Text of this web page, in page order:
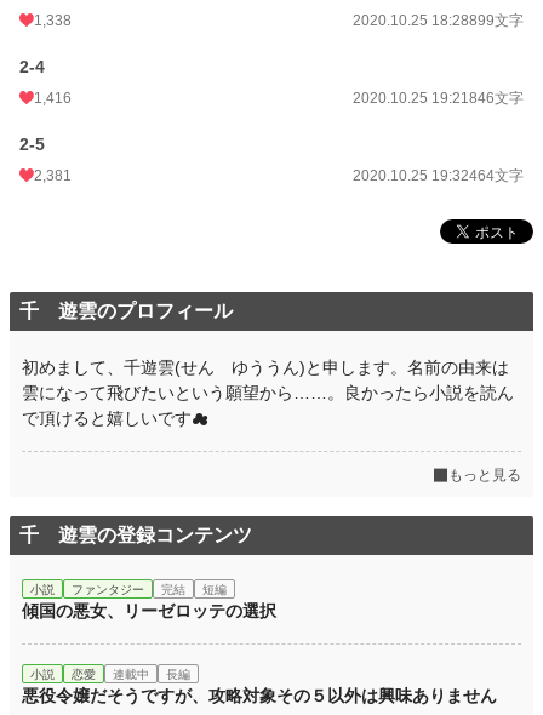
1,338 2020.10.25 18:28899文字
2-4
1,416 2020.10.25 19:21846文字
2-5
2,381 2020.10.25 19:32464文字
千 遊雲のプロフィール
初めまして、千遊雲(せん ゆううん)と申します。名前の由来は
雲になって飛びたいという願望から……。良かったら小説を読ん
で頂けると嬉しいです☁
もっと見る
千 遊雲の登録コンテンツ
小説 ファンタジー 完結 短編
傾国の悪女、リーゼロッテの選択
小説 恋愛 連載中 長編
悪役令嬢だそうですが、攻略対象その５以外は興味ありません